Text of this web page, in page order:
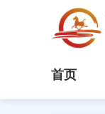
首页